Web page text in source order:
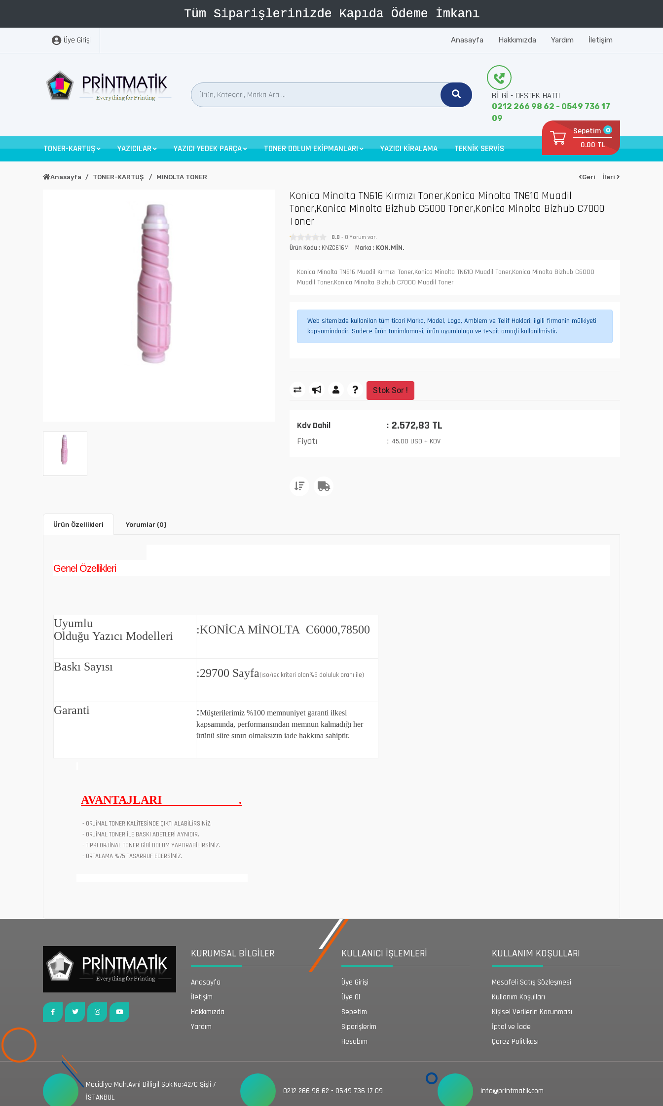
Üye Girişi Anasayfa Hakkımızda Yardım İletişim
BİLGİ - DESTEK HATTI
0212 266 98 62 - 0549 736 17
09
Sepetim 0
0.00 TL
TONER-KARTUŞ YAZICILAR YAZICI YEDEK PARÇA TONER DOLUM EKİPMANLARI YAZICI KİRALAMA TEKNİK SERVİS
Anasayfa TONER-KARTUŞ MINOLTA TONER Geri İleri
Konica Minolta TN616 Kırmızı Toner,Konica Minolta TN610 Muadil
Toner,Konica Minolta Bizhub C6000 Toner,Konica Minolta Bizhub C7000
Toner
0.0 - 0 Yorum var.
Ürün Kodu : KNZC616M Marka : KON.MİN.
Konica Minolta TN616 Muadil Kırmızı Toner,Konica Minolta TN610 Muadil Toner,Konica Minolta Bizhub C6000
Muadil Toner,Konica Minolta Bizhub C7000 Muadil Toner
Web sitemizde kullanilan tüm ticari Marka, Model, Logo, Amblem ve Telif Haklari; ilgili firmanin mülkiyeti
kapsamindadir. Sadece ürün tanimlamasi, ürün uyumlulugu ve tespit amaçli kullanilmistir.
Stok Sor !
Kdv Dahil 2.572,83 TL
Fiyatı 45,00 USD + KDV
Ürün Özellikleri Yorumlar (0)
Genel Özellikleri
Uyumlu
Olduğu Yazıcı Modelleri
:KONİCA MİNOLTA C6000,78500
Baskı Sayısı :29700 Sayfa(ıso/ıec kriteri olan%5 doluluk oranı ile)
Garanti :Müşterilerimiz %100 memnuniyet garanti ilkesi
kapsamında, performansından memnun kalmadığı her
ürünü süre sınırı olmaksızın iade hakkına sahiptir.
AVANTAJLARI .
- ORJİNAL TONER KALİTESİNDE ÇIKTI ALABİLİRSİNİZ.
- ORJİNAL TONER İLE BASKI ADETLERİ AYNIDIR.
- TIPKI ORJİNAL TONER GİBİ DOLUM YAPTIRABİLİRSİNİZ.
- ORTALAMA %75 TASARRUF EDERSİNİZ.
KURUMSAL BİLGİLER
Anasayfa
İletişim
Hakkımızda
Yardım
KULLANICI İŞLEMLERİ
Üye Girişi
Üye Ol
Sepetim
Siparişlerim
Hesabım
KULLANIM KOŞULLARI
Mesafeli Satış Sözleşmesi
Kullanım Koşulları
Kişisel Verilerin Korunması
İptal ve İade
Çerez Politikası
Mecidiye Mah.Avni Dilligil Sok.No:42/C Şişli /
İSTANBUL
0212 266 98 62 - 0549 736 17 09 info@printmatik.com